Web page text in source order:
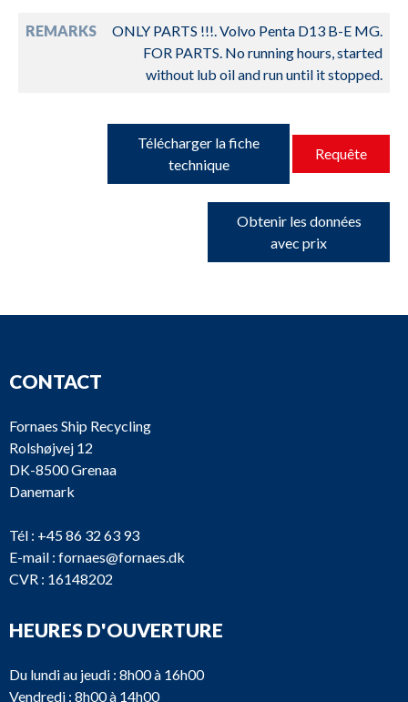
REMARKS
ONLY PARTS !!!. Volvo Penta D13 B-E MG.
FOR PARTS. No running hours, started
without lub oil and run until it stopped.
Télécharger la fiche
technique
Requête
Obtenir les données
avec prix
CONTACT
Fornaes Ship Recycling
Rolshøjvej 12
DK-8500 Grenaa
Danemark
Tél : +45 86 32 63 93
E-mail : fornaes@fornaes.dk
CVR : 16148202
HEURES D'OUVERTURE
Du lundi au jeudi : 8h00 à 16h00
Vendredi : 8h00 à 14h00